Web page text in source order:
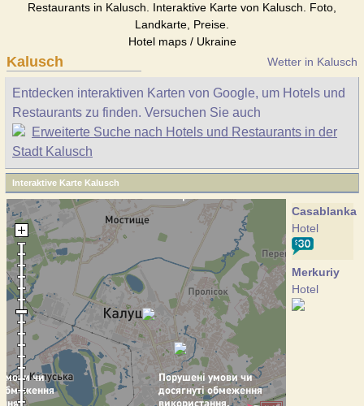
Restaurants in Kalusch. Interaktive Karte von Kalusch. Foto,
Landkarte, Preise.
Hotel maps / Ukraine
Kalusch Wetter in Kalusch
Entdecken interaktiven Karten von Google, um Hotels und
Restaurants zu finden. Versuchen Sie auch
Erweiterte Suche nach Hotels und Restaurants in der
Stadt Kalusch
Interaktive Karte Kalusch
Casablanka
Hotel
Merkuriy
Hotel